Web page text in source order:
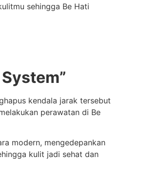
sehingga Be Hati
kendala jarak tersebut
perawatan di Be
modern, mengedepankan
kulit jadi sehat dan